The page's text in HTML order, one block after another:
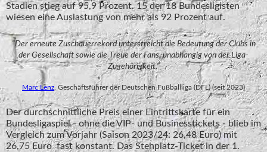
Stadien stieg auf 95,9 Prozent. 15 der 18 Bundesligisten
wiesen eine Auslastung von mehr als 92 Prozent auf.
"Der erneute Zuschauerrekord unterstreicht die Bedeutung der Clubs in
der Gesellschaft sowie die Treue der Fans, unabhängig von der Liga-
Zugehörigkeit."
Marc Lenz , Geschäftsführer der Deutschen Fußballliga (DFL) (seit 2023)
Der durchschnittliche Preis einer Eintrittskarte für ein
Bundesligaspiel - ohne die VIP- und Businesstickets - blieb im
Vergleich zum Vorjahr (Saison 2023/24: 26,48 Euro) mit
26,75 Euro fast konstant. Das Stehplatz-Ticket in der 1.